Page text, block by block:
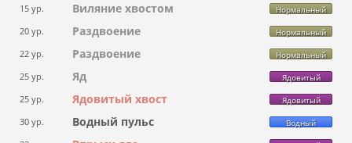
15 ур. Виляние хвостом Нормальный
20 ур. Раздвоение Нормальный
22 ур. Раздвоение Нормальный
25 ур. Яд Ядовитый
25 ур. Ядовитый хвост Ядовитый
30 ур. Водный пульс Водный